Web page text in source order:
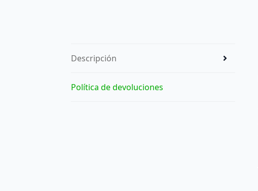
Descripción
Política de devoluciones